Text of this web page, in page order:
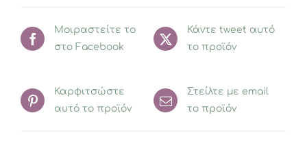
Μοιραστείτε το
στο Facebook
Κάντε tweet αυτό
το προϊόν
Καρφιτσώστε
αυτό το προϊόν
Στείλτε με email
το προϊόν